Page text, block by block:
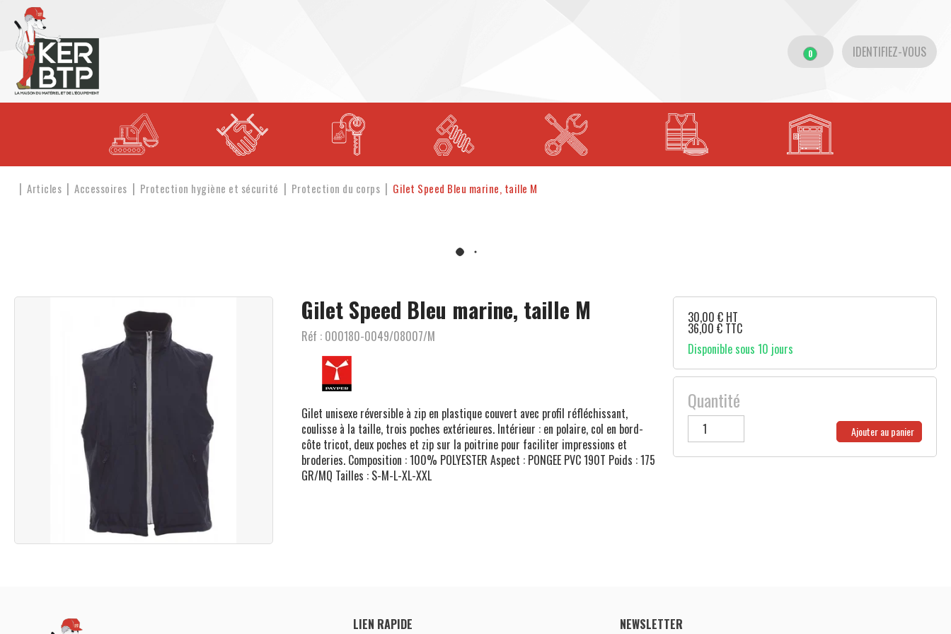
0 IDENTIFIEZ-VOUS
Articles Accessoires Protection hygiène et sécurité Protection du corps Gilet Speed Bleu marine, taille M
Gilet Speed Bleu marine, taille M
Réf : 000180-0049/08007/M
Gilet unisexe réversible à zip en plastique couvert avec profil réfléchissant,
coulisse à la taille, trois poches extérieures. Intérieur : en polaire, col en bord-
côte tricot, deux poches et zip sur la poitrine pour faciliter impressions et
broderies. Composition : 100% POLYESTER Aspect : PONGEE PVC 190T Poids : 175
GR/MQ Tailles : S-M-L-XL-XXL
30,00€ HT
36,00€ TTC
Disponible sous 10 jours
Quantité
Ajouter au panier
LIEN RAPIDE NEWSLETTER